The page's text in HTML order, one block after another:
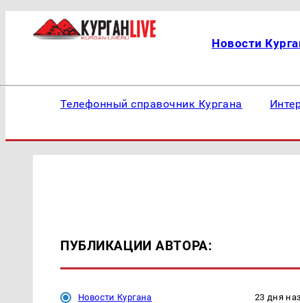
Новости
Телефонный справочник Кургана
ПУБЛИКАЦИИ АВТОРА:
Новости Кургана 23 дня